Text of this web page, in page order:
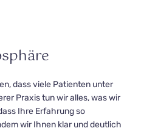
dass viele Patienten unter
Praxis tun wir alles, was wir
Ihre Erfahrung so
wir Ihnen klar und deutlich